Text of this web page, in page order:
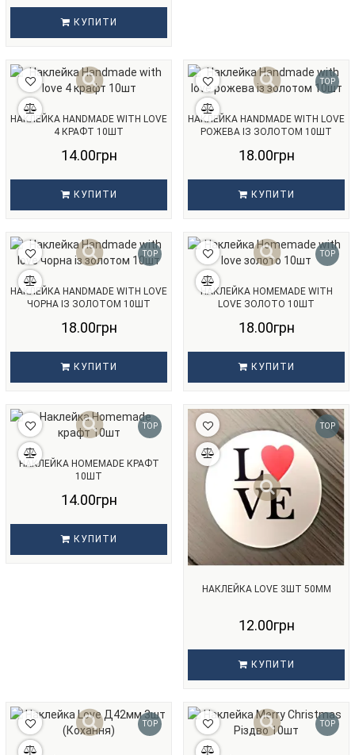
КУПИТИ
НАКЛЕЙКА HANDMADE WITH LOVE
4 КРАФТ 10ШТ
14.00грн
КУПИТИ
TOP
НАКЛЕЙКА HANDMADE WITH LOVE
РОЖЕВА ІЗ ЗОЛОТОМ 10ШТ
18.00грн
КУПИТИ
TOP
НАКЛЕЙКА HANDMADE WITH LOVE
ЧОРНА ІЗ ЗОЛОТОМ 10ШТ
18.00грн
КУПИТИ
TOP
НАКЛЕЙКА HOMEMADE WITH
LOVE ЗОЛОТО 10ШТ
18.00грн
КУПИТИ
TOP
НАКЛЕЙКА HOMEMADE КРАФТ
10ШТ
14.00грн
КУПИТИ
TOP
НАКЛЕЙКА LOVE 3ШТ 50ММ
12.00грн
КУПИТИ
TOP TOP